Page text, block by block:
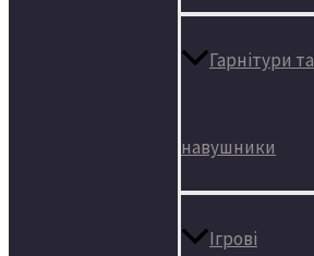
Гарнітури та
навушники
Ігрові